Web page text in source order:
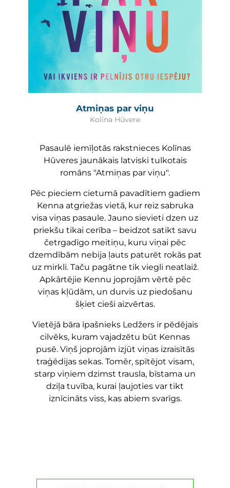
Atmiņas par viņu
Kolīna Hūvere
Pasaulē iemīļotās rakstnieces Kolīnas
Hūveres jaunākais latviski tulkotais
romāns "Atmiņas par viņu".
Pēc pieciem cietumā pavadītiem gadiem
Kenna atgriežas vietā, kur reiz sabruka
visa viņas pasaule. Jauno sievieti dzen uz
priekšu tikai cerība – beidzot satikt savu
četrgadīgo meitiņu, kuru viņai pēc
dzemdībām nebija ļauts paturēt rokās pat
uz mirkli. Taču pagātne tik viegli neatlaiž.
Apkārtējie Kennu joprojām vērtē pēc
viņas kļūdām, un durvis uz piedošanu
šķiet cieši aizvērtas.
Vietējā bāra īpašnieks Ledžers ir pēdējais
cilvēks, kuram vajadzētu būt Kennas
pusē. Viņš joprojām izjūt viņas izraisītās
traģēdijas sekas. Tomēr, spītējot visam,
starp viņiem dzimst trausla, bīstama un
dziļa tuvība, kurai ļaujoties var tikt
iznīcināts viss, kas abiem svarīgs.